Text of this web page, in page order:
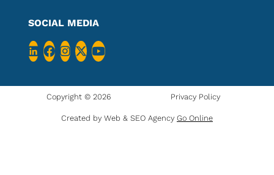
SOCIAL MEDIA
Copyright © 2026 Privacy Policy
Created by Web & SEO Agency Go Online